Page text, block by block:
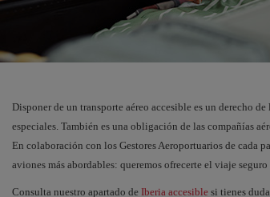
Disponer de un transporte aéreo accesible es un derecho
especiales. También es una obligación de las compañías
En colaboración con los Gestores Aeroportuarios de cada
aviones más abordables: queremos ofrecerte el viaje
Consulta nuestro apartado de Iberia accesible si tienes